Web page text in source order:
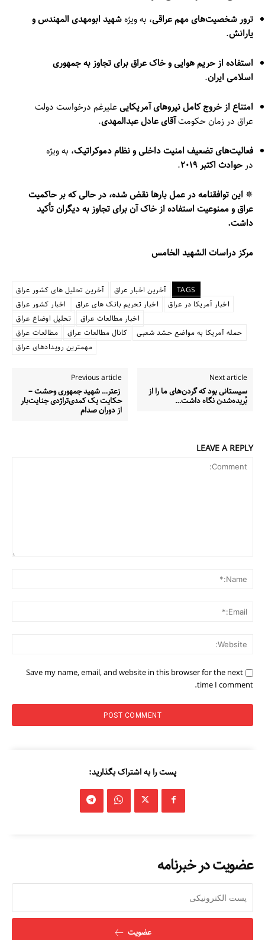
ترور شخصیت‌های مهم عراقی، به ویژهشهید ابومهدی المهندس و
یارانش.
استفاده از حریم هوایی و خاک عراق برای تجاوز به جمهوری
اسلامی ایران.
امتناع از خروج کامل نیروهای آمریکاییعلیرغم درخواست دولت
عراق در زمان حکومتآقای عادل عبدالمهدی.
فعالیت‌های تضعیف امنیت داخلی و نظام دموکراتیک، به ویژه
درحوادث اکتبر ۲۰۱۹
.
✵این توافقنامه در عمل بارها نقض شده، در حالی که بر حاکمیت
عراق و ممنوعیت استفاده از خاک آن برای تجاوز به دیگران تأکید
داشت.
مرکز دراسات الشهيد الخامس
TAGS آخرین اخبار عراق
آخرین تحلیل های کشور عراق
اخبار آمریکا در عراق
اخبار تحریم بانک های عراق
اخبار کشور عراق
اخبار مطالعات عراق
تحلیل اوضاع عراق
حمله آمریکا به مواضع حشد شعبی
کانال مطالعات عراق
مطالعات عراق
مهمترین رویدادهای عراق
Previous article
زعتر… شهید جمهوری وحشت –
حکایت یک کمدی‌تراژدی جنایت‌بار
از دوران صدام
Next article
سیستانی بود که گردن‌های ما را از
بُریده‌شدن نگاه داشت…
LEAVE A REPLY
Save my name, email, and website in this browser for the next
time I comment.
پست را به اشتراک بگذارید:
عضویت در خبرنامه
عضویت